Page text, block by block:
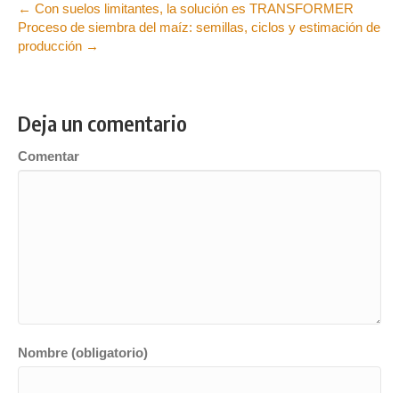
← Con suelos limitantes, la solución es TRANSFORMER
Proceso de siembra del maíz: semillas, ciclos y estimación de
producción →
Deja un comentario
Comentar
Nombre (obligatorio)